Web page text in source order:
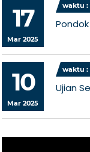
17
Mar 2025
waktu :
10
Mar 2025
waktu :
Ujian